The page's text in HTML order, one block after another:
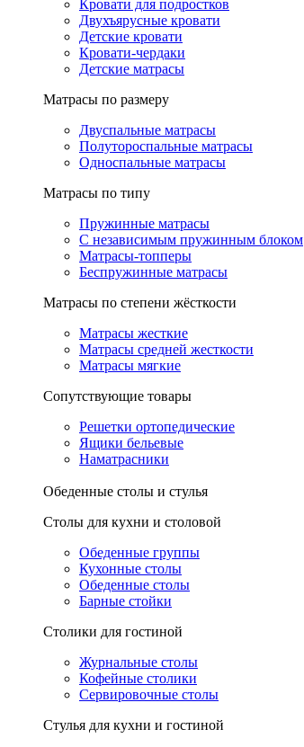
Кровати для подростков
Двухъярусные кровати
Детские кровати
Кровати-чердаки
Детские матрасы
Матрасы по размеру
Двуспальные матрасы
Полутороспальные матрасы
Односпальные матрасы
Матрасы по типу
Пружинные матрасы
С независимым пружинным блоком
Матрасы-топперы
Беспружинные матрасы
Матрасы по степени жёсткости
Матрасы жесткие
Матрасы средней жесткости
Матрасы мягкие
Сопутствующие товары
Решетки ортопедические
Ящики бельевые
Наматрасники
Обеденные столы и стулья
Столы для кухни и столовой
Обеденные группы
Кухонные столы
Обеденные столы
Барные стойки
Столики для гостиной
Журнальные столы
Кофейные столики
Сервировочные столы
Стулья для кухни и гостиной